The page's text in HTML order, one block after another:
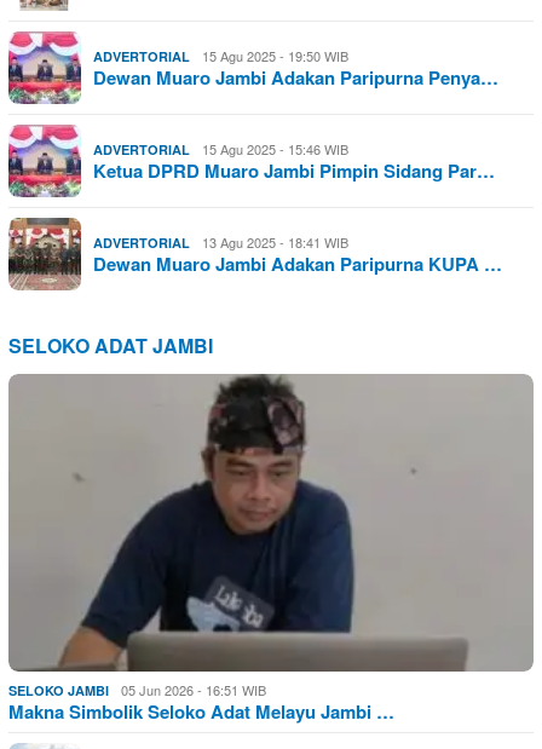
ADVERTORIAL 15 Agu 2025 - 19:50 WIB
Dewan Muaro Jambi Adakan Paripurna Penya…
ADVERTORIAL 15 Agu 2025 - 15:46 WIB
Ketua DPRD Muaro Jambi Pimpin Sidang Par…
ADVERTORIAL 13 Agu 2025 - 18:41 WIB
Dewan Muaro Jambi Adakan Paripurna KUPA …
SELOKO ADAT JAMBI
SELOKO JAMBI 05 Jun 2026 - 16:51 WIB
Makna Simbolik Seloko Adat Melayu Jambi …